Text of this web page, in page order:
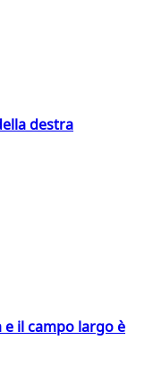
destra
e il campo largo è